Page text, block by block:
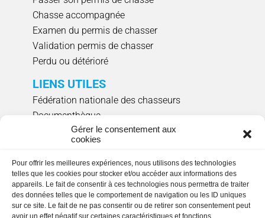
Gérer le consentement aux
cookies
Pour offrir les meilleures expériences, nous utilisons des technologies
telles que les cookies pour stocker et/ou accéder aux informations des
appareils. Le fait de consentir à ces technologies nous permettra de traiter
des données telles que le comportement de navigation ou les ID uniques
sur ce site. Le fait de ne pas consentir ou de retirer son consentement peut
avoir un effet négatif sur certaines caractéristiques et fonctions.
Chasse accompagnée
Examen du permis de chasser
Validation permis de chasser
Perdu ou détérioré
LIENS UTILES
Fédération nationale des chasseurs
Documenthèque
Agenda évènements
NOUS SUIVRE